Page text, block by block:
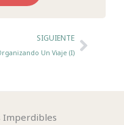
SIGUIENTE
Un Viaje (I)
Imperdibles